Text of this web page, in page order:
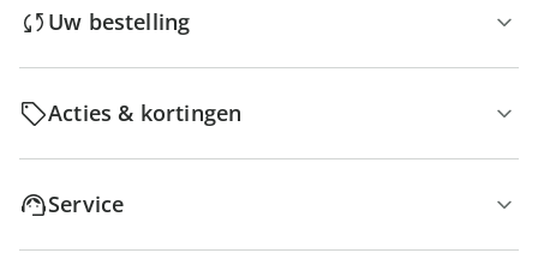
Uw bestelling
Acties & kortingen
Service